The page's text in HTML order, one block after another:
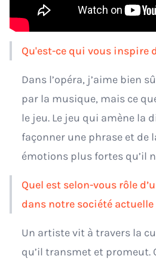
Qu'est-ce qui vous inspire
Dans l’opéra, j’aime bien
par la musique, mais ce
le jeu. Le jeu qui amène la
façonner une phrase et de
émotions plus fortes qu’il
Quel est selon-vous rôle
dans notre société actuelle
Un artiste vit à travers la
qu’il transmet et promeut.